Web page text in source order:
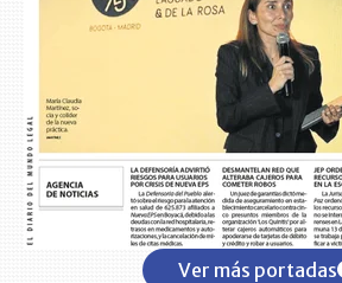
Ver más portadas